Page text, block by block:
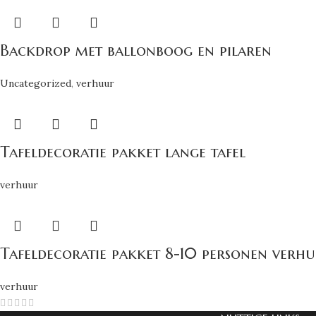
Backdrop met ballonboog en pilaren
Uncategorized, verhuur
Tafeldecoratie pakket lange tafel
verhuur
Tafeldecoratie pakket 8-10 personen
verhuur